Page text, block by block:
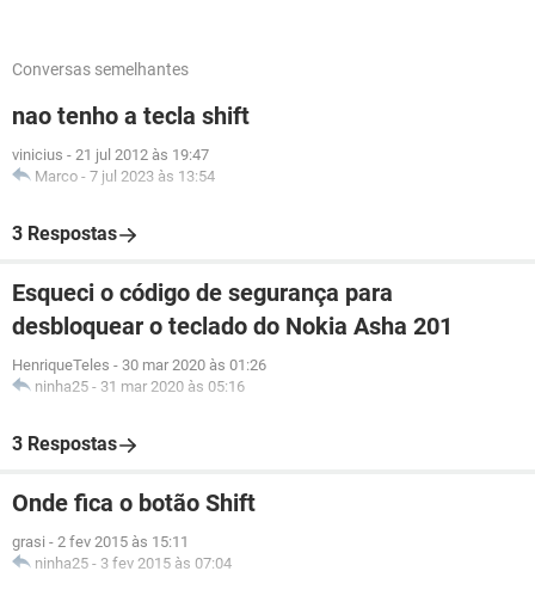
Conversas semelhantes
nao tenho a tecla shift
vinicius - 21 jul 2012 às 19:47
Marco - 7 jul 2023 às 13:54
3 Respostas
Esqueci o código de segurança para
desbloquear o teclado do Nokia Asha 201
HenriqueTeles - 30 mar 2020 às 01:26
ninha25 - 31 mar 2020 às 05:16
3 Respostas
Onde fica o botão Shift
grasi - 2 fev 2015 às 15:11
ninha25 - 3 fev 2015 às 07:04